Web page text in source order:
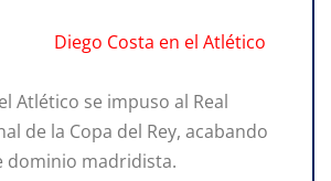
en el Atlético
Atlético se impuso al Real
de la Copa del Rey, acabando
dominio madridista.